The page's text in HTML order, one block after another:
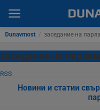
Dunavmost / заседание на
заседание на
RSS
Новини и статии